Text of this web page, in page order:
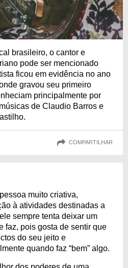
brasileiro, o cantor e
pode ser mencionado
ficou em evidência no ano
gravou seu primeiro
principalmente por
de Claudio Barros e
COMPARTILHAR
muito criativa,
à atividades destinadas a
sempre tenta deixar um
faz, pois gosta de sentir que
do seu jeito e
quando faz “bem” algo.